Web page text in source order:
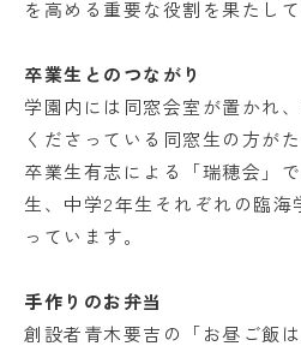
を高める重要な役割を果たして
卒業生とのつながり
学園内には同窓会室が置かれ
くださっている同窓生の方が
卒業生有志による「瑞穂会」
生、中学2年生それぞれの臨海
っています。
手作りのお弁当
創設者青木要吉の「お昼ご飯